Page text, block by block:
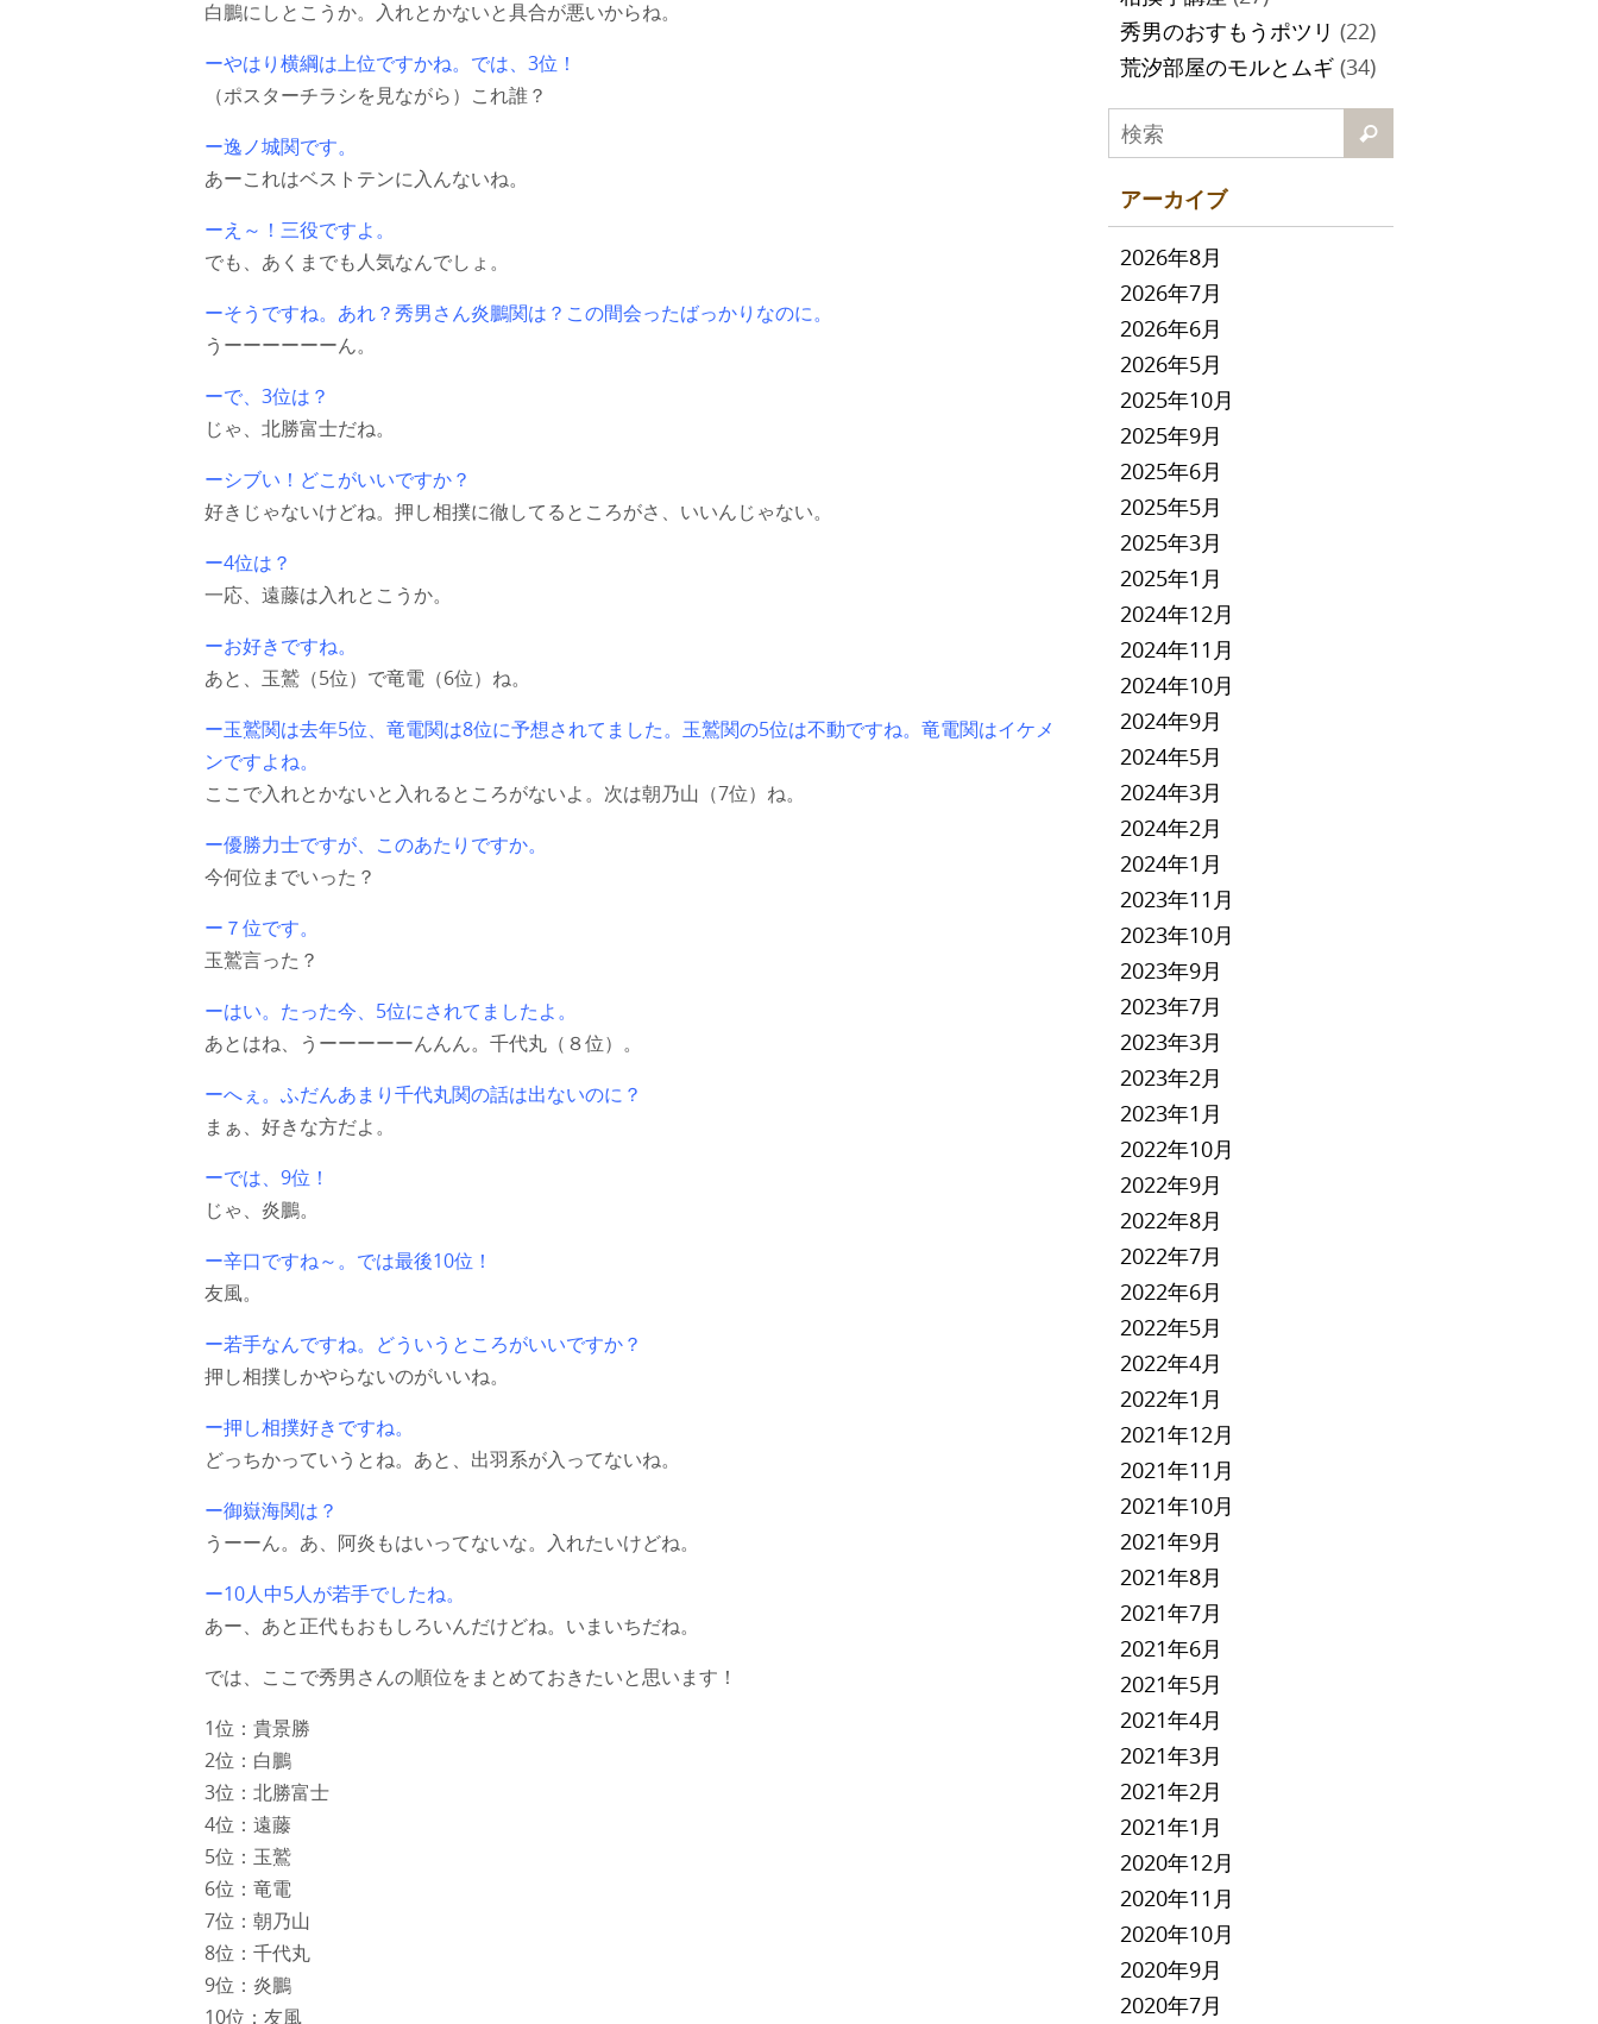
白鵬にしとこうか。入れとかないと具合が悪いからね。
ーやはり横綱は上位ですかね。では、3位！
（ポスターチラシを見ながら）これ誰？
ー逸ノ城関です。
あーこれはベストテンに入んないね。
ーえ～！三役ですよ。
でも、あくまでも人気なんでしょ。
ーそうですね。あれ？秀男さん炎鵬関は？この間会ったばっかりなのに。
うーーーーーーん。
ーで、3位は？
じゃ、北勝富士だね。
ーシブい！どこがいいですか？
好きじゃないけどね。押し相撲に徹してるところがさ、いいんじゃない。
ー4位は？
一応、遠藤は入れとこうか。
ーお好きですね。
あと、玉鷲（5位）で竜電（6位）ね。
ー玉鷲関は去年5位、竜電関は8位に予想されてました。玉鷲関の5位は不動ですね。竜電関はイケメ
ンですよね。
ここで入れとかないと入れるところがないよ。次は朝乃山（7位）ね。
ー優勝力士ですが、このあたりですか。
今何位までいった？
ー７位です。
玉鷲言った？
ーはい。たった今、5位にされてましたよ。
あとはね、うーーーーーんんん。千代丸（８位）。
ーへぇ。ふだんあまり千代丸関の話は出ないのに？
まぁ、好きな方だよ。
ーでは、9位！
じゃ、炎鵬。
ー辛口ですね～。では最後10位！
友風。
ー若手なんですね。どういうところがいいですか？
押し相撲しかやらないのがいいね。
ー押し相撲好きですね。
どっちかっていうとね。あと、出羽系が入ってないね。
ー御嶽海関は？
うーーん。あ、阿炎もはいってないな。入れたいけどね。
ー10人中5人が若手でしたね。
あー、あと正代もおもしろいんだけどね。いまいちだね。
では、ここで秀男さんの順位をまとめておきたいと思います！
1位：貴景勝
2位：白鵬
3位：北勝富士
4位：遠藤
5位：玉鷲
6位：竜電
7位：朝乃山
8位：千代丸
9位：炎鵬
10位：友風
秀男のおすもうポツリ (22)
荒汐部屋のモルとムギ (34)
アーカイブ
2026年8月
2026年7月
2026年6月
2026年5月
2025年10月
2025年9月
2025年6月
2025年5月
2025年3月
2025年1月
2024年12月
2024年11月
2024年10月
2024年9月
2024年5月
2024年3月
2024年2月
2024年1月
2023年11月
2023年10月
2023年9月
2023年7月
2023年3月
2023年2月
2023年1月
2022年10月
2022年9月
2022年8月
2022年7月
2022年6月
2022年5月
2022年4月
2022年1月
2021年12月
2021年11月
2021年10月
2021年9月
2021年8月
2021年7月
2021年6月
2021年5月
2021年4月
2021年3月
2021年2月
2021年1月
2020年12月
2020年11月
2020年10月
2020年9月
2020年7月